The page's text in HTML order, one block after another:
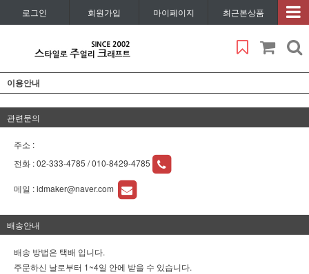
로그인 회원가입 마이페이지 최근본상품
이용안내
관련문의
주소 :
전화 :02-333-4785 / 010-8429-4785
메일 :idmaker@naver.com
배송안내
배송 방법은 택배 입니다.
주문하신 날로부터 1~4일 안에 받을 수 있습니다.